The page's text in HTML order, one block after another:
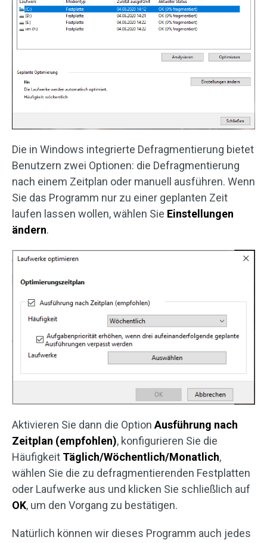
Die in Windows integrierte Defragmentierung bietet
Benutzern zwei Optionen: die Defragmentierung
nach einem Zeitplan oder manuell ausführen. Wenn
Sie das Programm nur zu einer geplanten Zeit
laufen lassen wollen, wählen Sie Einstellungen
ändern.
Aktivieren Sie dann die Option Ausführung nach
Zeitplan (empfohlen), konfigurieren Sie die
Häufigkeit Täglich/Wöchentlich/Monatlich,
wählen Sie die zu defragmentierenden Festplatten
oder Laufwerke aus und klicken Sie schließlich auf
OK, um den Vorgang zu bestätigen.
Natürlich können wir dieses Programm auch jedes